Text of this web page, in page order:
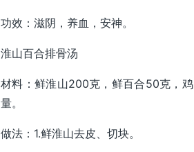
功效：滋阴，养血，安神。
淮山百合排骨汤
材料：鲜淮山200克，鲜百合50克，
量。
做法：1.鲜淮山去皮、切块。